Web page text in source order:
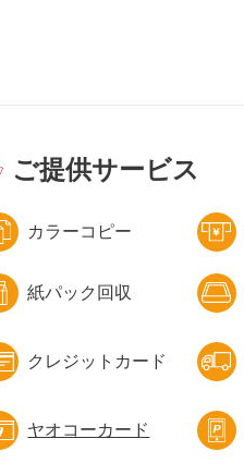
ご提供サービス
カラーコピー
紙パック回収
クレジットカード
ヤオコーカード